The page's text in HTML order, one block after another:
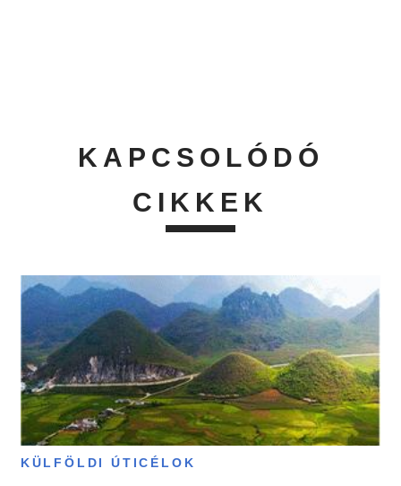
KAPCSOLÓDÓ
CIKKEK
KÜLFÖLDI ÚTICÉLOK